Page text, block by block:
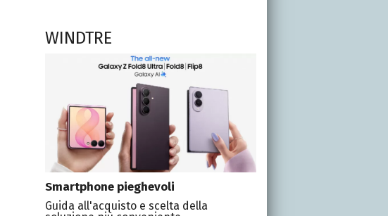
WINDTRE
Smartphone pieghevoli
Guida all'acquisto e scelta della